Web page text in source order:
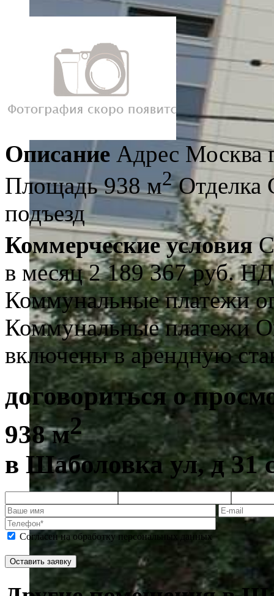
Описание Адрес Москва
Площадь 938 м2 Отделка
подъезд
Коммерческие условия
в месяц 2 189 367 руб.
Коммунальные платежи
Коммунальные платежи
включены в арендную
договориться о
938 м2
в Шаболовка ул, д 31
Согласен на обработку персональных данных